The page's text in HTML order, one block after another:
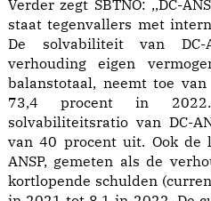
Verder zegt SBTNO: ,,DC-
staat tegenvallers met
De solvabiliteit van DC-
verhouding eigen
balanstotaal, neemt toe
73,4 procent in
solvabiliteitsratio van DC-
van 40 procent uit. Ook de
ANSP, gemeten als de
kortlopende schulden